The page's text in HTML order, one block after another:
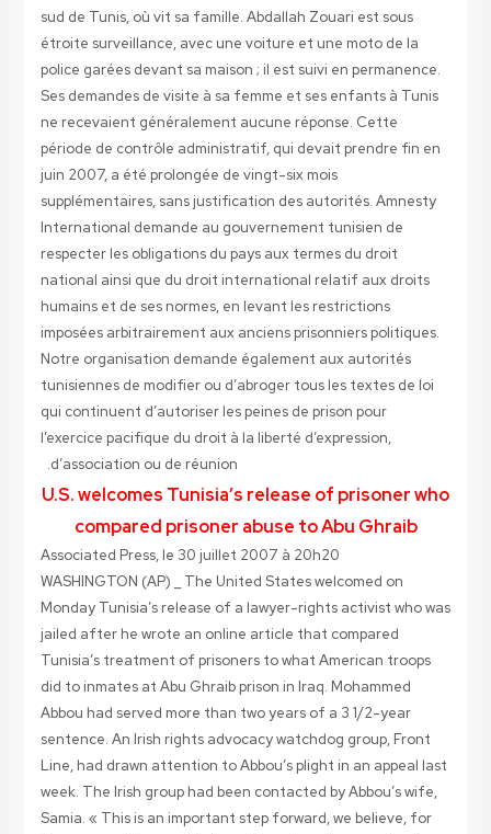
sud de Tunis, où vit sa famille. Abdallah Zouari est sous
étroite surveillance, avec une voiture et une moto de la
police garées devant sa maison ; il est suivi en permanence.
Ses demandes de visite à sa femme et ses enfants à Tunis
ne recevaient généralement aucune réponse. Cette
période de contrôle administratif, qui devait prendre fin en
juin 2007, a été prolongée de vingt-six mois
supplémentaires, sans justification des autorités. Amnesty
International demande au gouvernement tunisien de
respecter les obligations du pays aux termes du droit
national ainsi que du droit international relatif aux droits
humains et de ses normes, en levant les restrictions
imposées arbitrairement aux anciens prisonniers politiques.
Notre organisation demande également aux autorités
tunisiennes de modifier ou d’abroger tous les textes de loi
qui continuent d’autoriser les peines de prison pour
l’exercice pacifique du droit à la liberté d’expression,
d’association ou de réunion.
U.S. welcomes Tunisia’s release of prisoner who
compared prisoner abuse to Abu Ghraib
Associated Press, le 30 juillet 2007 à 20h20
WASHINGTON (AP) _ The United States welcomed on
Monday Tunisia’s release of a lawyer-rights activist who was
jailed after he wrote an online article that compared
Tunisia’s treatment of prisoners to what American troops
did to inmates at Abu Ghraib prison in Iraq. Mohammed
Abbou had served more than two years of a 3 1/2-year
sentence. An Irish rights advocacy watchdog group, Front
Line, had drawn attention to Abbou’s plight in an appeal last
week. The Irish group had been contacted by Abbou’s wife,
Samia. « This is an important step forward, we believe, for